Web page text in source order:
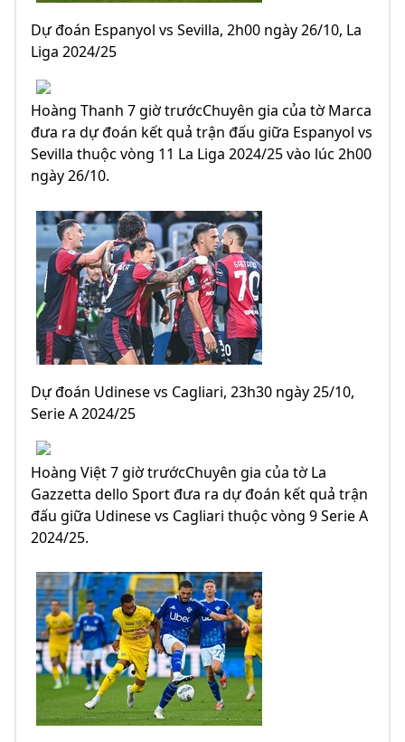
Dự đoán Espanyol vs Sevilla, 2h00 ngày 26/10, La
Liga 2024/25
Hoàng Thanh 7 giờ trướcChuyên gia của tờ Marca
đưa ra dự đoán kết quả trận đấu giữa Espanyol vs
Sevilla thuộc vòng 11 La Liga 2024/25 vào lúc 2h00
ngày 26/10.
Dự đoán Udinese vs Cagliari, 23h30 ngày 25/10,
Serie A 2024/25
Hoàng Việt 7 giờ trướcChuyên gia của tờ La
Gazzetta dello Sport đưa ra dự đoán kết quả trận
đấu giữa Udinese vs Cagliari thuộc vòng 9 Serie A
2024/25.